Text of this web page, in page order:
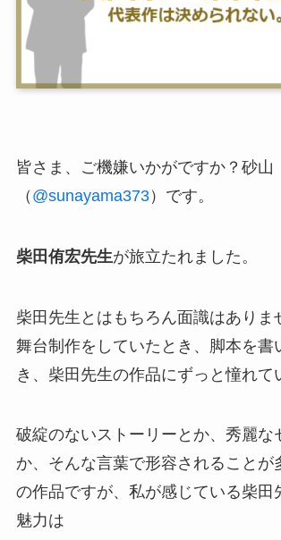
皆さま、ご機嫌いかがですか？砂山
（ @sunayama373）です。
柴田侑宏先生が旅立たれました。
柴田先生とはもちろん面識はありま
舞台制作をしていたとき、脚本を書
き、柴田先生の作品にずっと憧れて
破綻のないストーリーとか、秀麗な
か、そんな言葉で形容されることが
の作品ですが、私が感じている柴田
魅力は